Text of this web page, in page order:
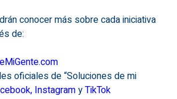
conocer más sobre cada iniciativa
de:
oficiales de “Soluciones de mi
,InstagramyTikTok